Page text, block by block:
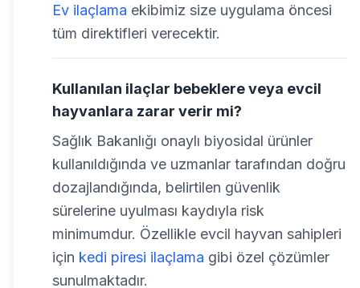
Ev ilaçlama ekibimiz size uygulama öncesi
tüm direktifleri verecektir.
Kullanılan ilaçlar bebeklere veya evcil
hayvanlara zarar verir mi?
Sağlık Bakanlığı onaylı biyosidal ürünler
kullanıldığında ve uzmanlar tarafından doğru
dozajlandığında, belirtilen güvenlik
sürelerine uyulması kaydıyla risk
minimumdur. Özellikle evcil hayvan sahipleri
için kedi piresi ilaçlama gibi özel çözümler
sunulmaktadır.